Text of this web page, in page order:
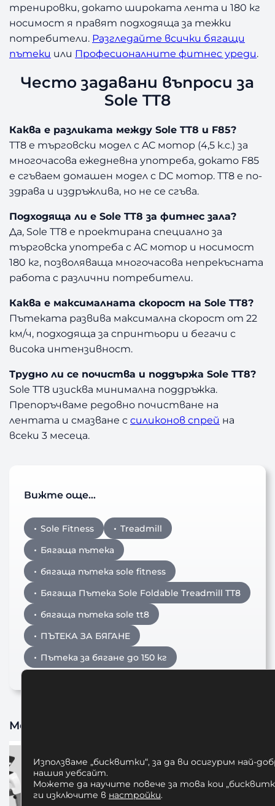
тренировки, докато широката лента и 180 кг
носимост я правят подходяща за тежки
потребители. Разгледайте всички бягащи
пътеки или Професионалните фитнес уреди.
Често задавани въпроси за
Sole TT8
Каква е разликата между Sole TT8 и F85?
TT8 е търговски модел с AC мотор (4,5 к.с.) за
многочасова ежедневна употреба, докато F85
е сгъваем домашен модел с DC мотор. TT8 е по-
здрава и издръжлива, но не се сгъва.
Подходяща ли е Sole TT8 за фитнес зала?
Да, Sole TT8 е проектирана специално за
търговска употреба с AC мотор и носимост
180 кг, позволяваща многочасова непрекъсната
работа с различни потребители.
Каква е максималната скорост на Sole TT8?
Пътеката развива максимална скорост от 22
км/ч, подходяща за спринтьори и бегачи с
висока интензивност.
Трудно ли се почиства и поддържа Sole TT8?
Sole TT8 изисква минимална поддръжка.
Препоръчваме редовно почистване на
лентата и смазване ссиликонов спрей на
всеки 3 месеца.
Вижте още…
Sole Fitness
Treadmill
Бягаща пътека
бягаща пътека sole fitness
Бягаща Пътека Sole Foldable Treadmill TT8
бягаща пътека sole tt8
ПЪТЕКА ЗА БЯГАНЕ
Пътека за бягане до 150 кг
Може да харесате също
Използваме „бисквитки“, за да ви осигурим най-
нашия уебсайт.
Можете да научите повече за това кои
ги изключите в настройки.